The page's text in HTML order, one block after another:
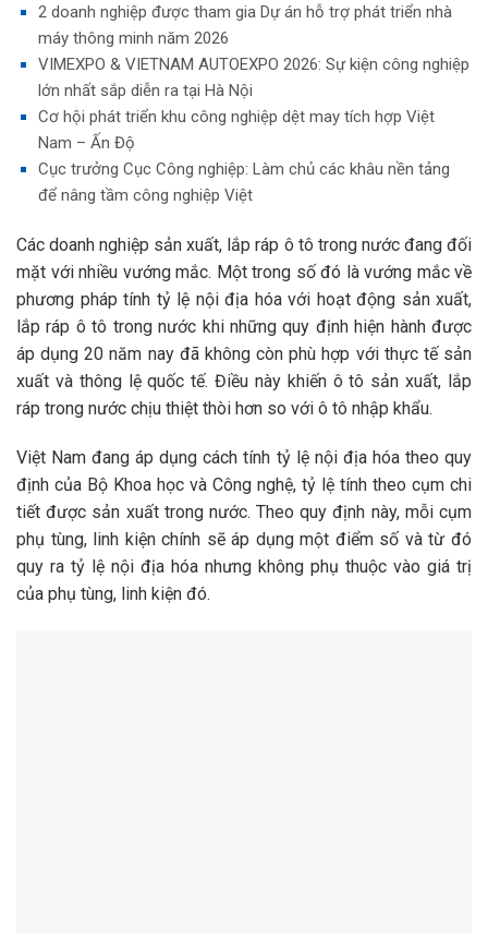
2 doanh nghiệp được tham gia Dự án hỗ trợ phát triển nhà
máy thông minh năm 2026
VIMEXPO & VIETNAM AUTOEXPO 2026: Sự kiện công nghiệp
lớn nhất sắp diễn ra tại Hà Nội
Cơ hội phát triển khu công nghiệp dệt may tích hợp Việt
Nam – Ấn Độ
Cục trưởng Cục Công nghiệp: Làm chủ các khâu nền tảng
để nâng tầm công nghiệp Việt
Các doanh nghiệp sản xuất, lắp ráp ô tô trong nước đang đối
mặt với nhiều vướng mắc. Một trong số đó là vướng mắc về
phương pháp tính tỷ lệ nội địa hóa với hoạt động sản xuất,
lắp ráp ô tô trong nước khi những quy định hiện hành được
áp dụng 20 năm nay đã không còn phù hợp với thực tế sản
xuất và thông lệ quốc tế. Điều này khiến ô tô sản xuất, lắp
ráp trong nước chịu thiệt thòi hơn so với ô tô nhập khẩu.
Việt Nam đang áp dụng cách tính tỷ lệ nội địa hóa theo quy
định của Bộ Khoa học và Công nghệ, tỷ lệ tính theo cụm chi
tiết được sản xuất trong nước. Theo quy định này, mỗi cụm
phụ tùng, linh kiện chính sẽ áp dụng một điểm số và từ đó
quy ra tỷ lệ nội địa hóa nhưng không phụ thuộc vào giá trị
của phụ tùng, linh kiện đó.